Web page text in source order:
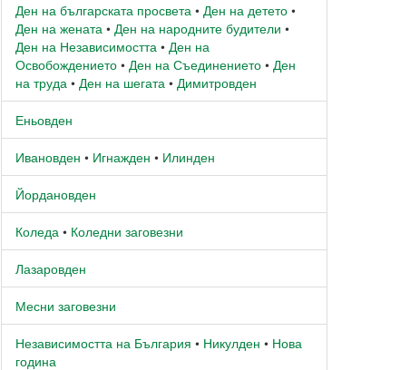
Ден на българската просвета • Ден на детето •
Ден на жената • Ден на народните будители •
Ден на Независимостта • Ден на
Освобождението • Ден на Съединението • Ден
на труда • Ден на шегата • Димитровден
Еньовден
Ивановден • Игнажден • Илинден
Йордановден
Коледа • Коледни заговезни
Лазаровден
Месни заговезни
Независимостта на България • Никулден • Нова
година